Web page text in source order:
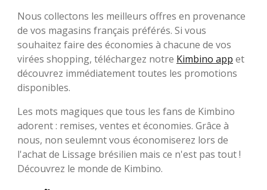
Nous collectons les meilleurs offres en provenance
de vos magasins français préférés. Si vous
souhaitez faire des économies à chacune de vos
virées shopping, téléchargez notre Kimbino app et
découvrez immédiatement toutes les promotions
disponibles.
Les mots magiques que tous les fans de Kimbino
adorent : remises, ventes et économies. Grâce à
nous, non seulemnt vous économiserez lors de
l'achat de Lissage brésilien mais ce n'est pas tout !
Découvrez le monde de Kimbino.